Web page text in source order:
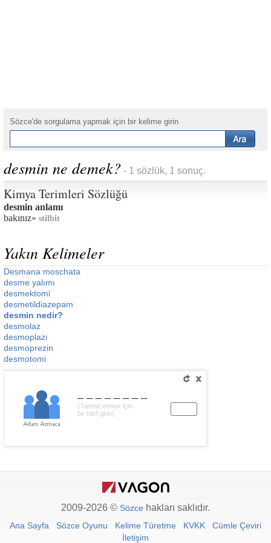
Sözce'de sorgulama yapmak için bir kelime girin
desmin ne demek? - 1 sözlük, 1 sonuç.
Kimya Terimleri Sözlüğü
desmin anlamı
bakınız» stilbit
Yakın Kelimeler
Desmana moschata
desme yalımı
desmektomi
desmetildiazepam
desmin nedir?
desmolaz
desmoplazi
desmoprezin
desmotomi
(Tahmin etmek için
bir harf girin)
2009-2026 © Sözce hakları saklıdır.
Ana Sayfa Sözce Oyunu Kelime Türetme KVKK
Cümle Çeviri
İletişim